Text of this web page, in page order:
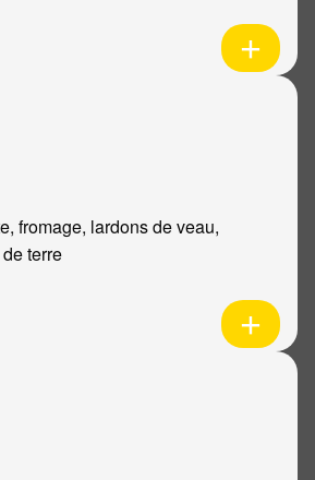
fromage, lardons de veau,
terre